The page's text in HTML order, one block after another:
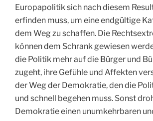
Europapolitik sich nach diesem
erfinden muss, um eine endgültige
dem Weg zu schaffen. Die
können dem Schrank gewiesen
die Politik mehr auf die Bürger und
zugeht, ihre Gefühle und Affekten
der Weg der Demokratie, den die
und schnell begehen muss. Sonst
Demokratie einen unumkehrbaren